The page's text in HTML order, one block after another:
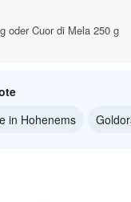
oder Cuor di Mela 250 g
in Hohenems